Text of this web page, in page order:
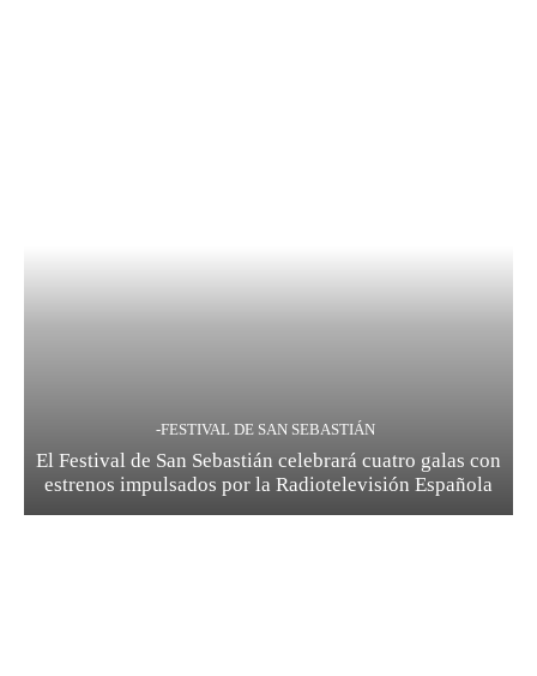
-FESTIVAL DE SAN SEBASTIÁN
El Festival de San Sebastián celebrará cuatro galas con
estrenos impulsados por la Radiotelevisión Española